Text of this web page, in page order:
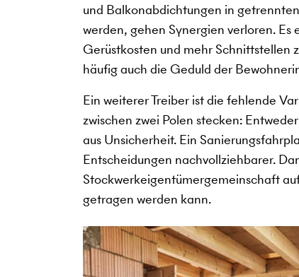
und Balkonabdichtungen in
werden, gehen Synergien verloren.
Gerüstkosten und mehr Schnittstellen
häufig auch die Geduld der
Ein weiterer Treiber ist die fehlende
zwischen zwei Polen stecken:
aus Unsicherheit. Ein
Entscheidungen nachvollziehbarer.
Stockwerkeigentümergemeinschaft
getragen werden kann.